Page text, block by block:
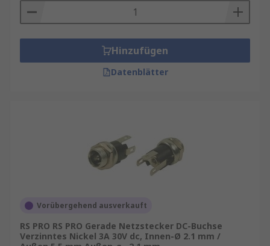
Hinzufügen
Datenblätter
Vorübergehend ausverkauft
RS PRO RS PRO Gerade Netzstecker DC-Buchse
Verzinntes Nickel 3A 30V dc, Innen-Ø 2.1 mm /